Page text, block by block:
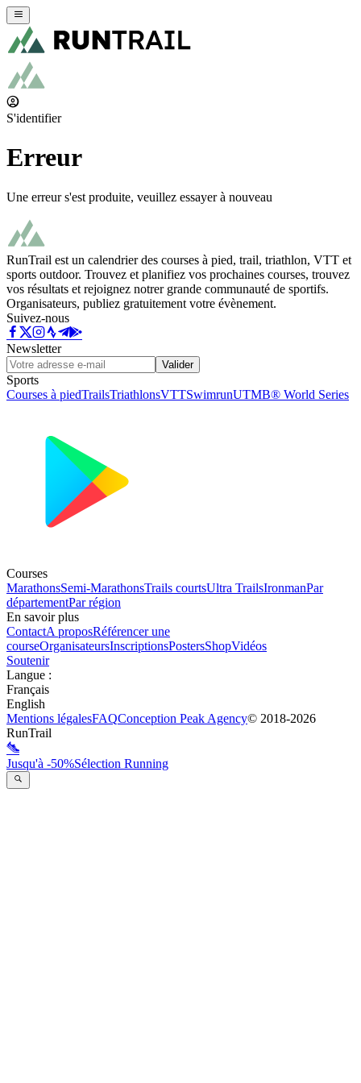
S'identifier
Erreur
Une erreur s'est produite, veuillez essayer à nouveau
RunTrail est un calendrier des courses à pied, trail, triathlon, VTT et
sports outdoor. Trouvez et planifiez vos prochaines courses, trouvez
vos résultats et rejoignez notrer grande communauté de sportifs.
Organisateurs, publiez gratuitement votre évènement.
Suivez-nous
Newsletter
Valider
Sports
Courses à piedTrailsTriathlonsVTTSwimrunUTMB® World Series
Courses
MarathonsSemi-MarathonsTrails courtsUltra TrailsIronmanPar
départementPar région
En savoir plus
ContactA proposRéférencer une
courseOrganisateursInscriptionsPostersShopVidéos
Soutenir
Langue :
Français
English
Mentions légalesFAQConception Peak Agency© 2018-2026
RunTrail
Jusqu'à -50%Sélection Running